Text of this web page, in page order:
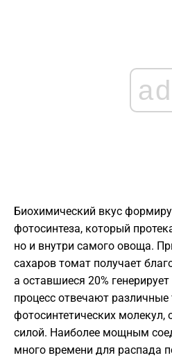
ad
Биохимический вкус
фотосинтеза, который
но и внутри самого овоща.
сахаров томат получает
а оставшиеся 20%
процесс отвечают различные
фотосинтетических
силой. Наиболее мощным
много времени для распада